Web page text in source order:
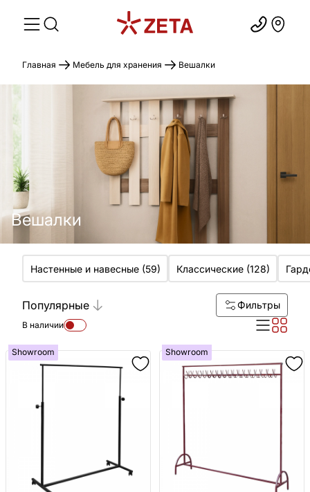
Главная Мебель для хранения Вешалки
Вешалки
Настенные и навесные(59) Классические(128)
Популярные Фильтры
В наличии
Showroom Showroom